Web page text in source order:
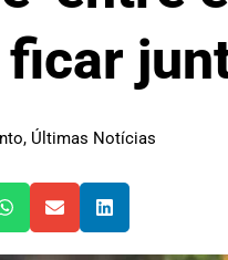
, Últimas Notícias